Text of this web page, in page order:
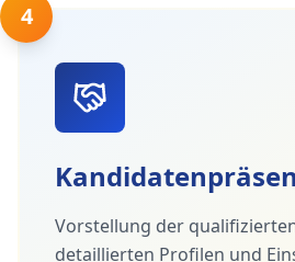
4
Vorstellung der
detaillierten Profilen und